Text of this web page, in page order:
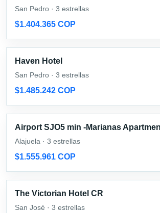
San Pedro · 3 estrellas
$1.404.365 COP
Haven Hotel
San Pedro · 3 estrellas
$1.485.242 COP
Airport SJO5 min -Marianas
Alajuela · 3 estrellas
$1.555.961 COP
The Victorian Hotel CR
San José · 3 estrellas